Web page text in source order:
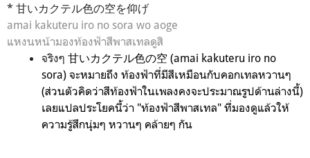
* 甘いカクテル色の空を仰げ
amai kakuteru iro no sora wo aoge
แหงนหน้ามองท้องฟ้าสีพาสเทลดูสิ
จริงๆ 甘いカクテル色の空 (amai kakuteru iro no
sora) จะหมายถึง ท้องฟ้าที่มีสีเหมือนกับคอกเทลหวานๆ
(ส่วนตัวคิดว่าสีท้องฟ้าในเพลงคงจะประมาณรูปด้านล่างนี้)
เลยแปลประโยคนี้ว่า "ท้องฟ้าสีพาสเทล" ที่มองดูแล้วให้
ความรู้สึกนุ่มๆ หวานๆ คล้ายๆ กัน